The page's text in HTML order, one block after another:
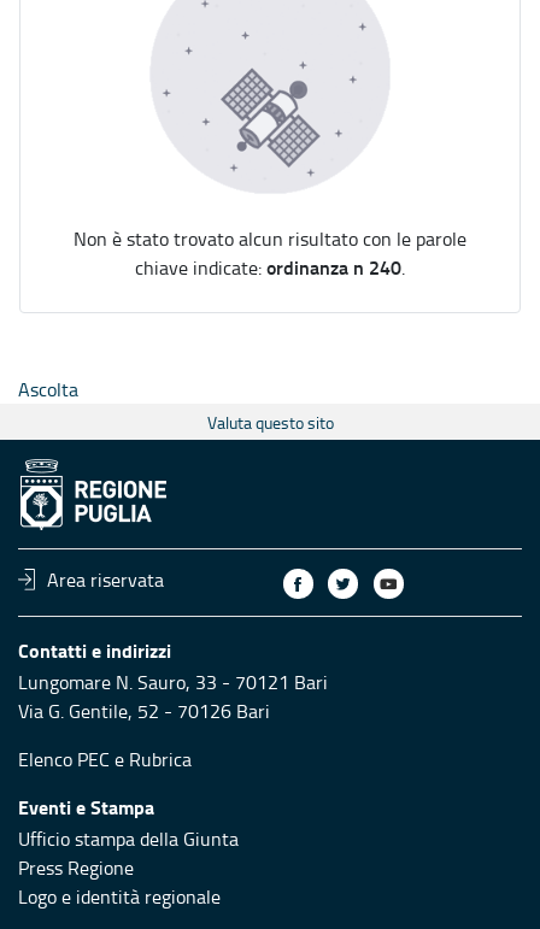
Non è stato trovato alcun risultato con le parole
chiave indicate:ordinanza n 240.
Ascolta
Valuta questo sito
Area riservata
Contatti e indirizzi
Lungomare N. Sauro, 33 - 70121 Bari
Via G. Gentile, 52 - 70126 Bari
Elenco PEC e Rubrica
Eventi e Stampa
Ufficio stampa della Giunta
Press Regione
Logo e identità regionale